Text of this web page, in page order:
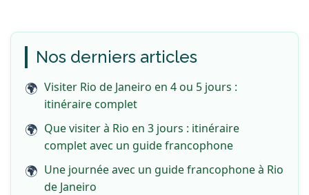
Nos derniers articles
Visiter Rio de Janeiro en 4 ou 5 jours :
itinéraire complet
Que visiter à Rio en 3 jours : itinéraire
complet avec un guide francophone
Une journée avec un guide francophone à Rio
de Janeiro